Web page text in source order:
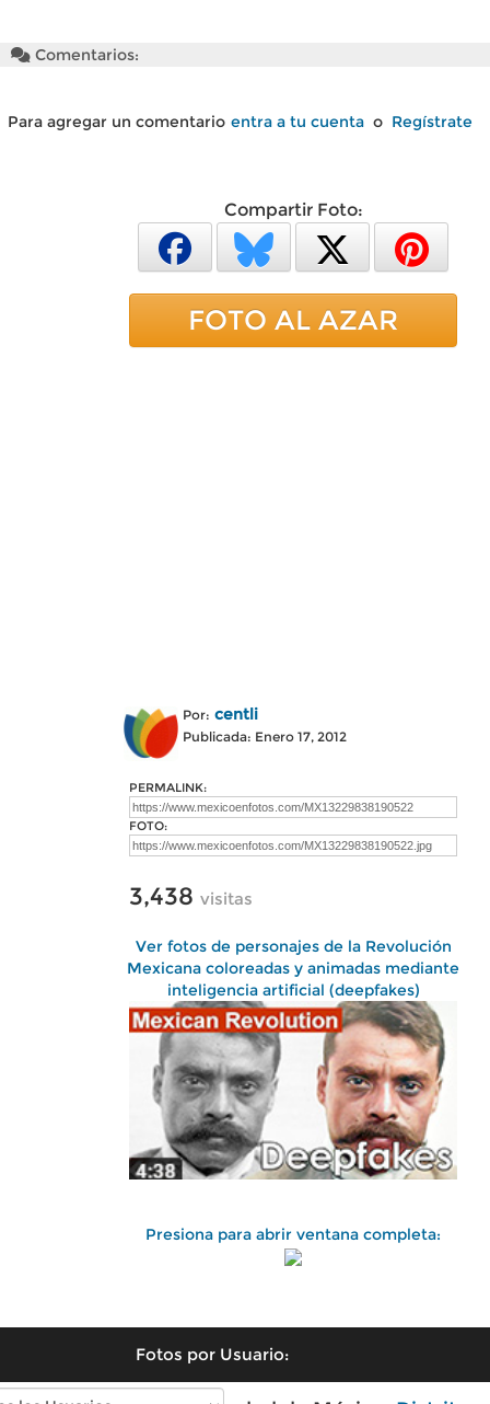
Comentarios:
Para agregar un comentario entra a tu cuenta o Regístrate
Compartir Foto:
FOTO AL AZAR
Por: centli
Publicada: Enero 17, 2012
PERMALINK:
FOTO:
3,438 visitas
Ver fotos de personajes de la Revolución
Mexicana coloreadas y animadas mediante
inteligencia artificial (deepfakes)
Presiona para abrir ventana completa:
Fotos por Usuario: